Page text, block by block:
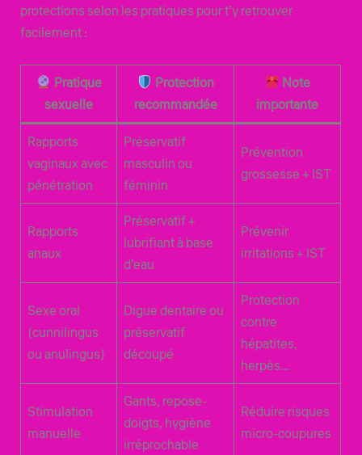
protections selon les pratiques pour t’y retrouver
facilement :
Pratique
sexuelle
Protection
recommandée
Note
importante
Rapports
vaginaux avec
pénétration
Préservatif
masculin ou
féminin
Prévention
grossesse + IST
Rapports
anaux
Préservatif +
lubrifiant à base
d’eau
Prévenir
irritations + IST
Sexe oral
(cunnilingus
ou anulingus)
Digue dentaire ou
préservatif
découpé
Protection
contre
hépatites,
herpès…
Stimulation
manuelle
Gants, repose-
doigts, hygiène
irréprochable
Réduire risques
micro-coupures